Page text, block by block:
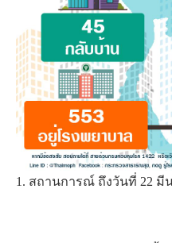
1. สถานการณ์ ถึงวันที่ 22 มี